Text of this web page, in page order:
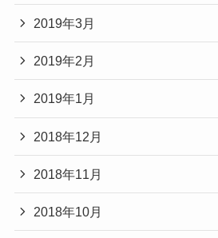
2019年3月
2019年2月
2019年1月
2018年12月
2018年11月
2018年10月